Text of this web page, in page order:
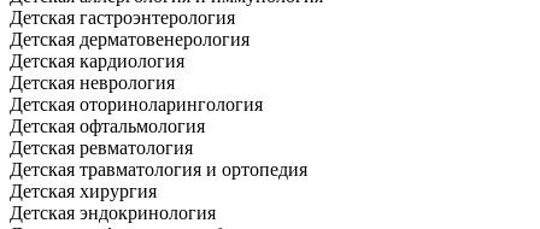
Детская гастроэнтерология
Детская дерматовенерология
Детская кардиология
Детская неврология
Детская оториноларингология
Детская офтальмология
Детская ревматология
Детская травматология и ортопедия
Детская хирургия
Детская эндокринология